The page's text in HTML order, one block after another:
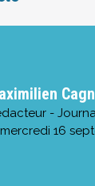
-
mercredi 16